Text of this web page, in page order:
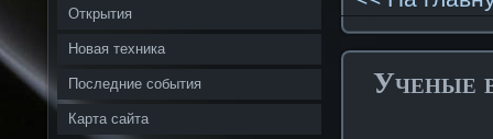
Открытия
Новая техника
Последние события
Карта сайта
Ученые